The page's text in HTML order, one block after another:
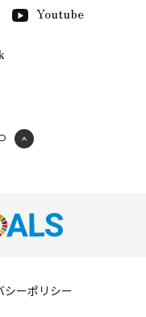
Youtube
シーポリシー